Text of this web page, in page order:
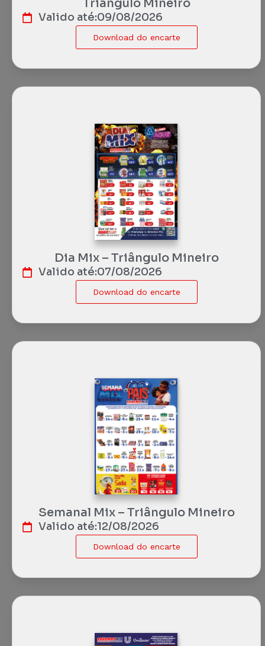
Triângulo Mineiro
Valido até:09/08/2026
Download do encarte
Dia Mix – Triângulo Mineiro
Valido até:07/08/2026
Download do encarte
Semanal Mix – Triângulo Mineiro
Valido até:12/08/2026
Download do encarte